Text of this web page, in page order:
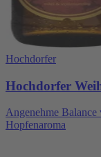
Hochdorfer
Hochdorfer
Angenehme
Hopfenaroma